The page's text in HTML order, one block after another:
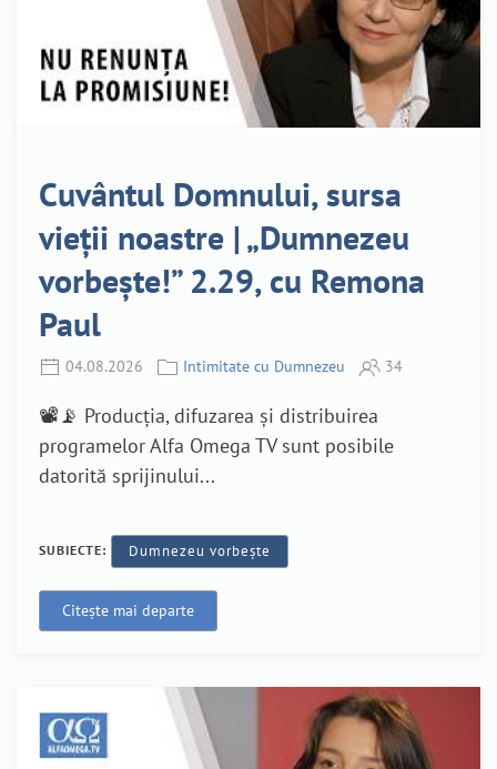
Cuvântul Domnului, sursa
vieții noastre | „Dumnezeu
vorbește!” 2.29, cu Remona
Paul
04.08.2026 Intimitate cu Dumnezeu 34
📽️📡 Producția, difuzarea și distribuirea
programelor Alfa Omega TV sunt posibile
datorită sprijinului...
SUBIECTE: Dumnezeu vorbește
Citește mai departe